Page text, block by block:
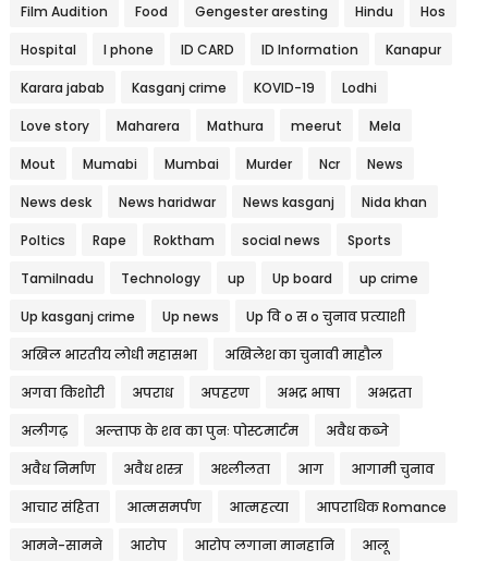
Film Audition Food Gengester aresting Hindu Hos
Hospital I phone ID CARD ID Information Kanapur
Karara jabab Kasganj crime KOVID-19 Lodhi
Love story Maharera Mathura meerut Mela
Mout Mumabi Mumbai Murder Ncr News
News desk News haridwar News kasganj Nida khan
Poltics Rape Roktham social news Sports
Tamilnadu Technology up Up board up crime
Up kasganj crime Up news Up वि o स o चुनाव प्रत्याशी
अखिल भारतीय लोधी महासभा अखिलेश का चुनावी माहौल
अगवा किशोरी अपराध अपहरण अभद्र भाषा अभद्रता
अलीगढ़ अल्ताफ के शव का पुनः पोस्टमार्टम अवैध कब्जे
अवैध निर्माण अवैध शस्त्र अश्लीलता आग आगामी चुनाव
आचार संहिता आत्मसमर्पण आत्महत्या आपराधिक Romance
आमने-सामने आरोप आरोप लगाना मानहानि आलू